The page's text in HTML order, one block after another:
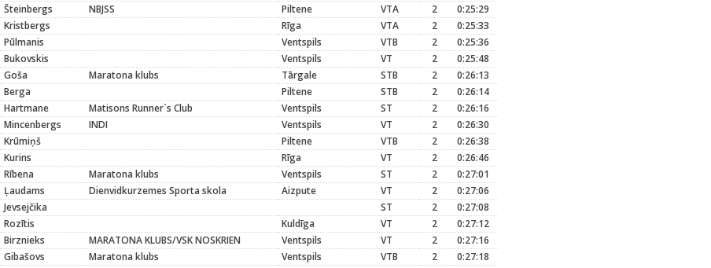
Šteinbergs NBJSS Piltene VTA 2
0:25:29
Kristbergs Rīga VTA 2
0:25:33
Pūlmanis Ventspils VTB 2
0:25:36
Bukovskis Ventspils VT 2
0:25:48
Goša Maratona klubs Tārgale STB 2
0:26:13
Berga Piltene STB 2
0:26:14
Hartmane Matisons Runner`s Club Ventspils ST 2
0:26:16
Mincenbergs INDI Ventspils VT 2
0:26:30
Krūmiņš Piltene VTB 2
0:26:38
Kurins Rīga VT 2
0:26:46
Rībena Maratona klubs Ventspils ST 2
0:27:01
Ļaudams Dienvidkurzemes Sporta skola Aizpute VT 2
0:27:06
Jevsejčika ST 2
0:27:08
Rozītis Kuldīga VT 2
0:27:12
Birznieks MARATONA KLUBS/VSK NOSKRIEN Ventspils VT 2
0:27:16
Gibašovs Maratona klubs Ventspils VTB 2
0:27:18